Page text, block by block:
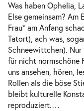
Was haben Ophelia,
Else gemeinsam?
Frau* am Anfang
Tatort), ach was,
Schneewittchen).
für nicht normschöne
uns ansehen, hören,
Rollen als die böse
bleibt kulturelle
reproduziert.…